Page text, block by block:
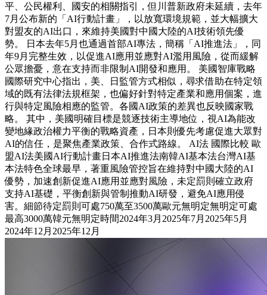
平、公民權利、國安的相關指引，但川普新政府未延續，去年
7月公布新的「AI行動計畫」，以放寬環境規範，並大幅擴大
對盟友的AI出口，來維持美國對中國大陸的AI技術領先優
勢。 日本去年5月也通過首部AI專法，簡稱「AI推進法」，同
年9月完整生效，以促進AI應用並應對AI濫用風險，從而緩解
公眾擔憂，意在支持而非限制AI開發和應用。 美國智庫戰略
國際研究中心指出，美、日監管方式相似，尋求借助在特定領
域的既有法律法規框架，也偏好針對特定產業和應用個案，進
行與特定風險相應的監管。各國AI政策的差異也反映國家戰
略。 其中，美國明確目標是競逐技術主導地位，視AI為能改
變地緣政治權力平衡的戰略資產，日本則優先考慮促進大眾對
AI的信任，是聚焦產業政策、合作式路線。 AI法 國際比較 歐
盟AI法美國AI行動計畫日本AI推進法南韓AI基本法台灣AI基
本法特色全球最早，著重風險管控旨在維持對中國大陸的AI
優勢，加速創新促進AI應用並應對風險，未定罰則確立政府
支持AI基礎，平衡創新與管制推動AI研發，避免AI應用侵
害。細節待定罰則可處750萬至3500萬歐元無明定無明定可處
最高3000萬韓元無明定時間2024年3月2025年7月2025年5月
2024年12月2025年12月